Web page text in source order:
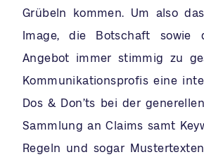
Grübeln kommen. Um also
Image, die Botschaft sowie
Angebot immer stimmig zu
Kommunikationsprofis eine
Dos & Don’ts bei der
Sammlung an Claims samt
Regeln und sogar